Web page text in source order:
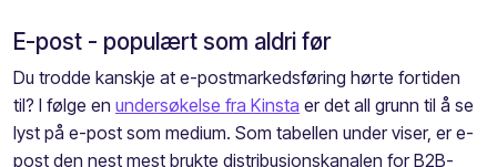
E-post - populært som aldri før
Du trodde kanskje at e-postmarkedsføring hørte fortiden
til? I følge en undersøkelse fra Kinsta er det all grunn til å se
lyst på e-post som medium. Som tabellen under viser, er e-
post den nest mest brukte distribusjonskanalen for B2B-